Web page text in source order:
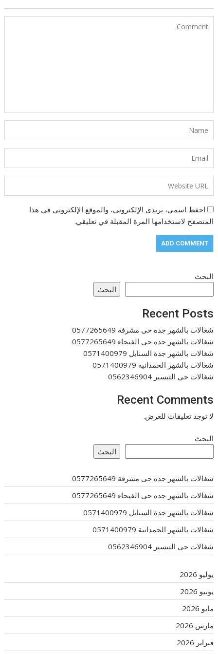
احفظ اسمي، بريدي الإلكتروني، والموقع الإلكتروني في هذا
المتصفح لاستخدامها المرة المقبلة في تعليقي.
البحث
البحث
Recent Posts
شغالات بالشهر جده حى مشرفة 0577265649
شغالات بالشهر جده حى الفيحاء 0577265649
شغالات بالشهر جدة السنابل 0571400979
شغالات بالشهر الحمدانية 0571400979
شغالات حي التيسير 0562346904
Recent Comments
لا توجد تعليقات للعرض.
البحث
البحث
شغالات بالشهر جده حى مشرفة 0577265649
شغالات بالشهر جده حى الفيحاء 0577265649
شغالات بالشهر جدة السنابل 0571400979
شغالات بالشهر الحمدانية 0571400979
شغالات حي التيسير 0562346904
يوليو 2026
يونيو 2026
مايو 2026
مارس 2026
فبراير 2026